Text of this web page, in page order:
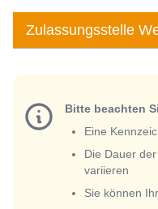
Zulassungsstelle
Bitte beachten
Eine
Die Dauer
variieren
Sie können